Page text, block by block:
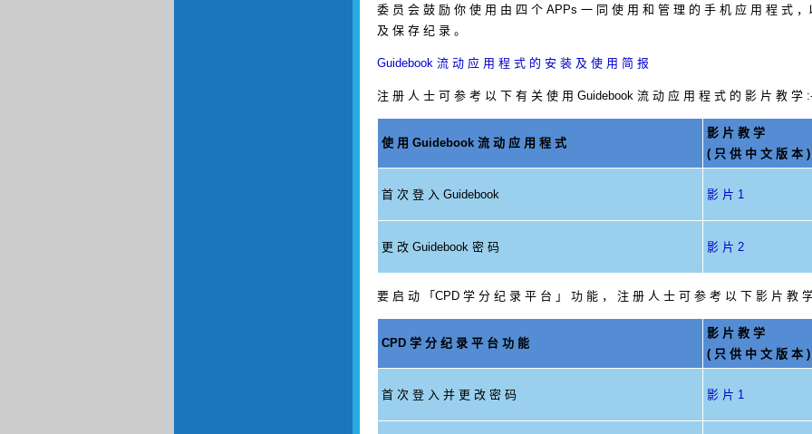
委 员 会 鼓 励 你 使 用 由 四 个 APPs 一 同 使 用 和 管 理 的 手 机 应 用 程 式
及 保 存 纪 录 。
Guidebook 流 动 应 用 程 式 的 安 装 及 使 用 简 报
注 册 人 士 可 参 考 以 下 有 关 使 用 Guidebook 流 动 应 用 程 式 的 影 片 教 学
使 用 Guidebook 流 动 应 用 程 式
影 片 教 学
( 只 供 中 文 版 本 )
首 次 登 入 Guidebook 影 片 1
更 改 Guidebook 密 码 影 片 2
要 启 动 「CPD 学 分 纪 录 平 台 」 功 能 ， 注 册 人 士 可 参 考 以 下 影 片 教
CPD 学 分 纪 录 平 台 功 能
影 片 教 学
( 只 供 中 文 版 本 )
首 次 登 入 并 更 改 密 码 影 片 1